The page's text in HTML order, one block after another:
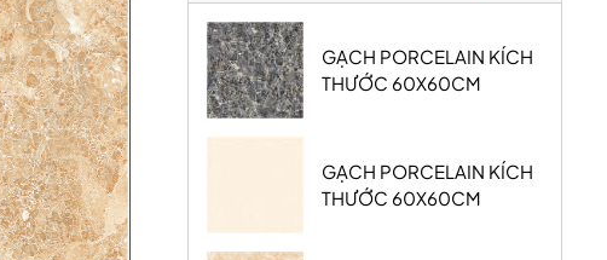
GẠCH PORCELAIN KÍCH
THƯỚC 60X60CM
GẠCH PORCELAIN KÍCH
THƯỚC 60X60CM